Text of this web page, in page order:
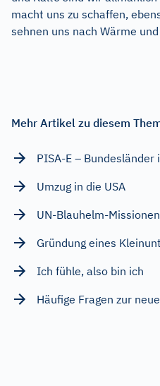
macht uns zu schaffen,
sehnen uns nach Wärme und
Mehr Artikel zu diesem
PISA-E – Bundesländer
Umzug in die USA
UN-Blauhelm-
Gründung eines
Ich fühle, also bin ich
Häufige Fragen zur